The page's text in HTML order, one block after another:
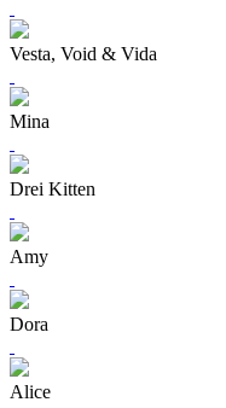
Vesta, Void & Vida
Mina
Drei Kitten
Amy
Dora
Alice